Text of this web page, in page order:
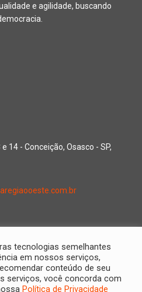
e agilidade, buscando
14 - Conceição, Osasco - SP,
da Região Oeste | Desenvolvido
tecnologias semelhantes
em nossos serviços,
conteúdo de seu
serviços, você concorda com
Política de Privacidade